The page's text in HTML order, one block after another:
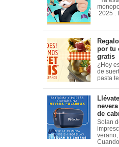
2025 .
por tu
gratis
¿Hoy
de
pasta
de
Solan
verano,
Cuando